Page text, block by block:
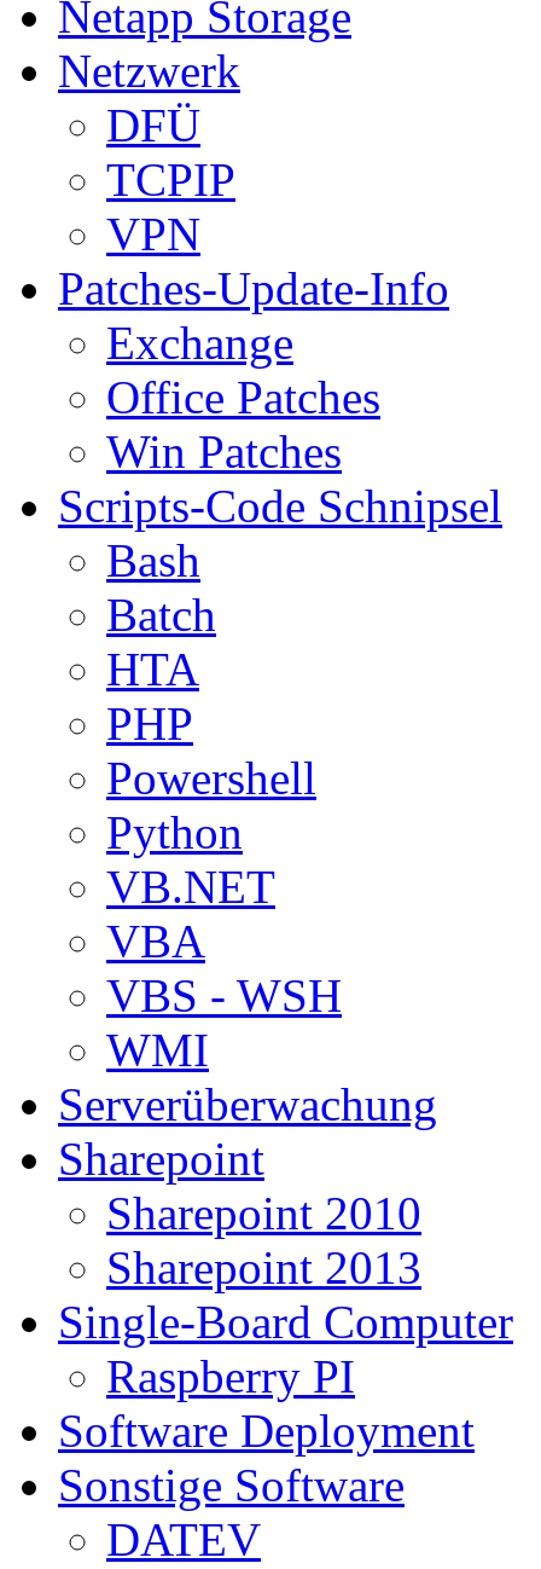
Netapp Storage
Netzwerk
DFÜ
TCPIP
VPN
Patches-Update-Info
Exchange
Office Patches
Win Patches
Scripts-Code Schnipsel
Bash
Batch
HTA
PHP
Powershell
Python
VB.NET
VBA
VBS - WSH
WMI
Serverüberwachung
Sharepoint
Sharepoint 2010
Sharepoint 2013
Single-Board Computer
Raspberry PI
Software Deployment
Sonstige Software
DATEV